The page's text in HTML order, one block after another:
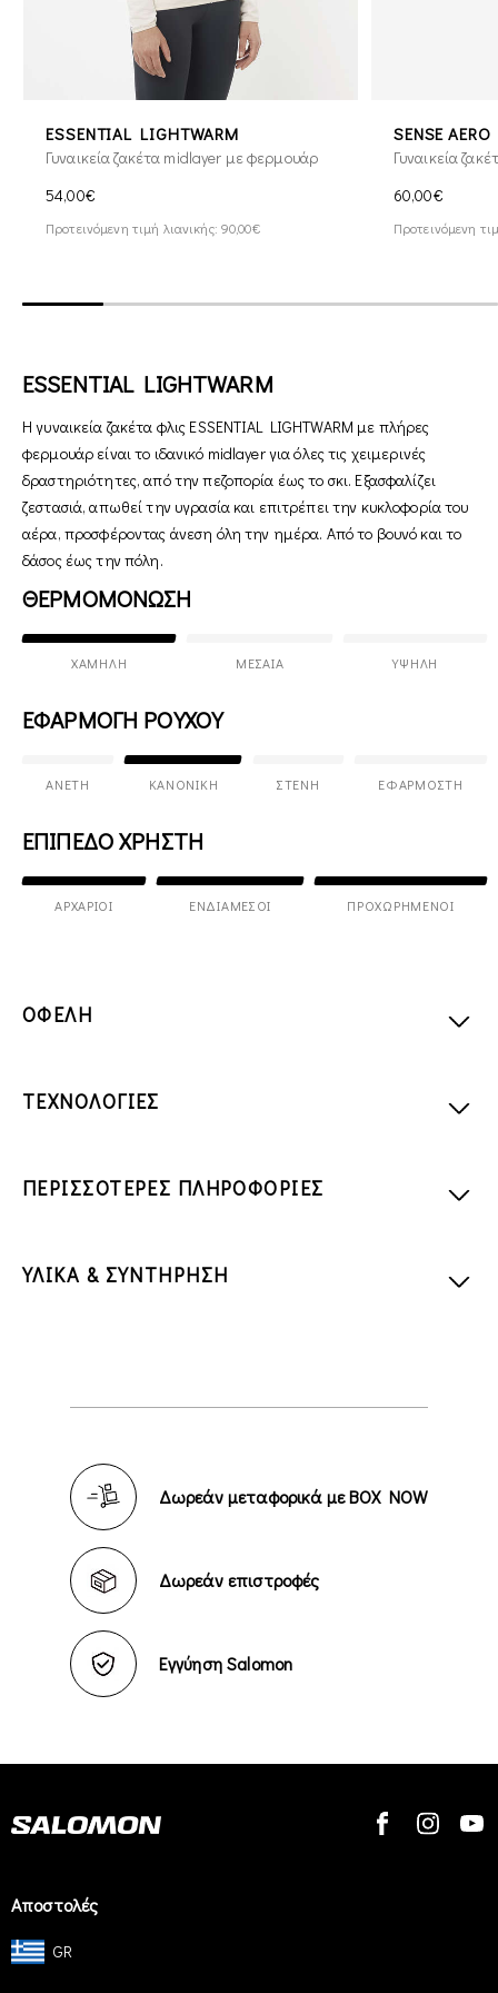
ESSENTIAL LIGHTWARM
Γυναικεία ζακέτα midlayer με φερμουάρ
54,00€
Προτεινόμενη τιμή λιανικής: 90,00€
SENSE
Γυναικεία
60,00€
Προτεινόμενη
ESSENTIAL LIGHTWARM
Η γυναικεία ζακέτα φλις ESSENTIAL LIGHTWARM με πλήρες
φερμουάρ είναι το ιδανικό midlayer για όλες τις χειμερινές
δραστηριότητες, από την πεζοπορία έως το σκι. Εξασφαλίζει
ζεστασιά, απωθεί την υγρασία και επιτρέπει την κυκλοφορία του
αέρα, προσφέροντας άνεση όλη την ημέρα. Από το βουνό και το
δάσος έως την πόλη.
ΘΕΡΜΟΜΟΝΩΣΗ
ΧΑΜΗΛΉ ΜΕΣΑΊΑ ΥΨΗΛΉ
ΕΦΑΡΜΟΓΗ ΡΟΥΧΟΥ
ΆΝΕΤΗ ΚΑΝΟΝΙΚΉ ΣΤΕΝΉ ΕΦΑΡΜΟΣΤΉ
ΕΠΙΠΕΔΟ ΧΡΗΣΤΗ
ΑΡΧΆΡΙΟΙ ΕΝΔΙΆΜΕΣΟΙ ΠΡΟΧΩΡΗΜΈΝΟΙ
ΟΦΕΛΗ
ΤΕΧΝΟΛΟΓΙΕΣ
ΠΕΡΙΣΣΟΤΕΡΕΣ ΠΛΗΡΟΦΟΡΙΕΣ
ΥΛΙΚΑ & ΣΥΝΤΗΡΗΣΗ
Δωρεάν μεταφορικά με BOX NOW
Δωρεάν επιστροφές
Εγγύηση Salomon
Αποστολές
GR